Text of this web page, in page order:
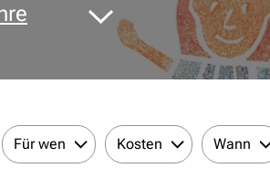
Für wen Kosten Wann